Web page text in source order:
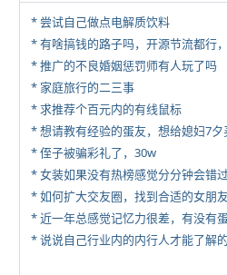
* 尝试自己做点电解质饮料
* 推广的不良婚姻惩罚师有人玩了吗
* 家庭旅行的二三事
* 求推荐个百元内的有线鼠标
* 侄子被骗彩礼了，30w
* 女装如果没有热榜感觉分分钟会错
* 如何扩大交友圈，找到合适的女朋
* 近一年总感觉记忆力很差，有没有
* 说说自己行业内的内行人才能了解